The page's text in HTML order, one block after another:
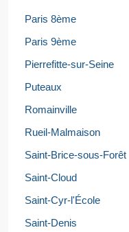
Paris 8ème
Paris 9ème
Pierrefitte-sur-Seine
Puteaux
Romainville
Rueil-Malmaison
Saint-Brice-sous-Forêt
Saint-Cloud
Saint-Cyr-l'École
Saint-Denis